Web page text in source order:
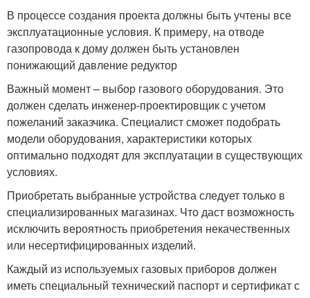
В процессе создания проекта должны быть учтены все
эксплуатационные условия. К примеру, на отводе
газопровода к дому должен быть установлен
понижающий давление редуктор
Важный момент – выбор газового оборудования. Это
должен сделать инженер-проектировщик с учетом
пожеланий заказчика. Специалист сможет подобрать
модели оборудования, характеристики которых
оптимально подходят для эксплуатации в существующих
условиях.
Приобретать выбранные устройства следует только в
специализированных магазинах. Что даст возможность
исключить вероятность приобретения некачественных
или несертифицированных изделий.
Каждый из используемых газовых приборов должен
иметь специальный технический паспорт и сертификат с